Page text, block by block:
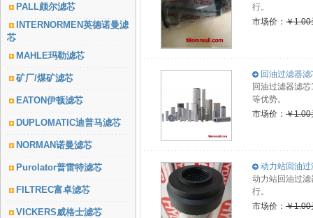
PALL颇尔滤芯
INTERNORMEN英德诺曼滤
芯
MAHLE玛勒滤芯
矿厂/煤矿滤芯
EATON伊顿滤芯
DUPLOMATIC迪普马滤芯
NORMAN诺曼滤芯
Purolator普雷特滤芯
FILTREC富卓滤芯
VICKERS威格士滤芯
行。
市场价： ￥1.00
回油过滤器
回油过滤器滤
等优势。
市场价： ￥1.00
动力站回油
动力站回油过
行。
市场价： ￥1.00